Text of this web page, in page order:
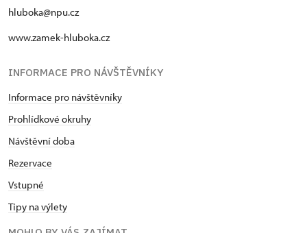
hluboka@npu.cz
www.zamek-hluboka.cz
INFORMACE PRO NÁVŠTĚVNÍKY
Informace pro návštěvníky
Prohlídkové okruhy
Návštěvní doba
Rezervace
Vstupné
Tipy na výlety